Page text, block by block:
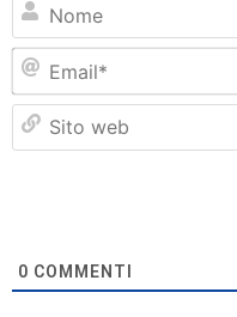
0 COMMENTI